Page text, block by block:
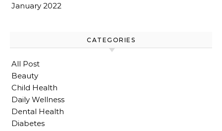
January 2022
CATEGORIES
All Post
Beauty
Child Health
Daily Wellness
Dental Health
Diabetes